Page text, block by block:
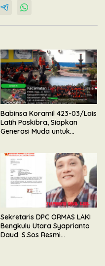
Babinsa Koramil 423-03/Lais
Latih Paskibra, Siapkan
Generasi Muda untuk
Sekretaris DPC ORMAS LAKI
Bengkulu Utara Syaprianto
Daud. S.Sos Resmi